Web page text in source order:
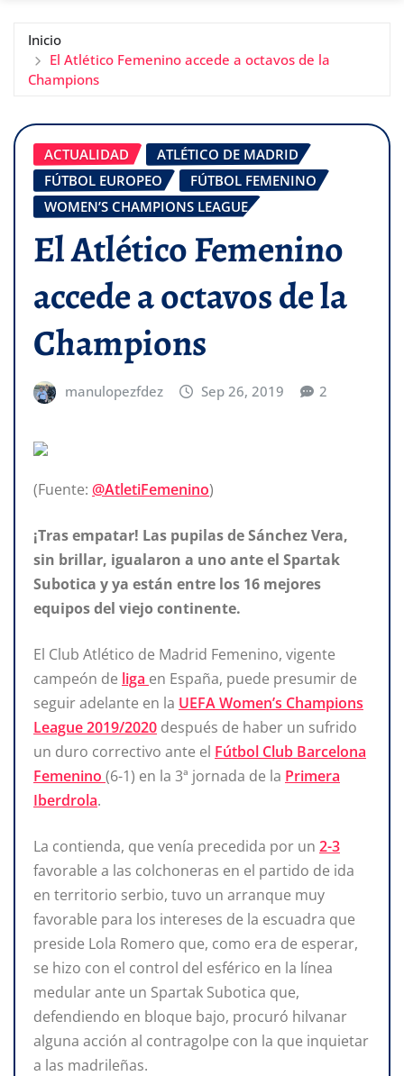
Inicio
El Atlético Femenino accede a octavos de la
Champions
ACTUALIDAD
ATLÉTICO DE MADRID
FÚTBOL EUROPEO
FÚTBOL FEMENINO
WOMEN’S CHAMPIONS LEAGUE
El Atlético Femenino
accede a octavos de la
Champions
manulopezfdez Sep 26, 2019 2
(Fuente: @AtletiFemenino)
¡Tras empatar! Las pupilas de Sánchez Vera,
sin brillar, igualaron a uno ante el Spartak
Subotica y ya están entre los 16 mejores
equipos del viejo continente.
El Club Atlético de Madrid Femenino, vigente
campeón de liga en España, puede presumir de
seguir adelante en la UEFA Women’s Champions
League 2019/2020 después de haber un sufrido
un duro correctivo ante el Fútbol Club Barcelona
Femenino (6-1) en la 3ª jornada de la Primera
Iberdrola.
La contienda, que venía precedida por un 2-3
favorable a las colchoneras en el partido de ida
en territorio serbio, tuvo un arranque muy
favorable para los intereses de la escuadra que
preside Lola Romero que, como era de esperar,
se hizo con el control del esférico en la línea
medular ante un Spartak Subotica que,
defendiendo en bloque bajo, procuró hilvanar
alguna acción al contragolpe con la que inquietar
a las madrileñas.